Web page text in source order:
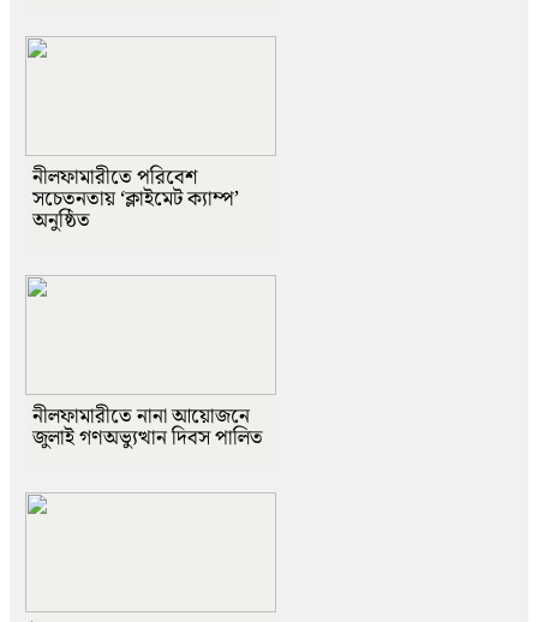
নীলফামারীতে পরিবেশ
সচেতনতায় ‘ক্লাইমেট ক্যাম্প’
অনুষ্ঠিত
নীলফামারীতে নানা আয়োজনে
জুলাই গণঅভ্যুত্থান দিবস পালিত